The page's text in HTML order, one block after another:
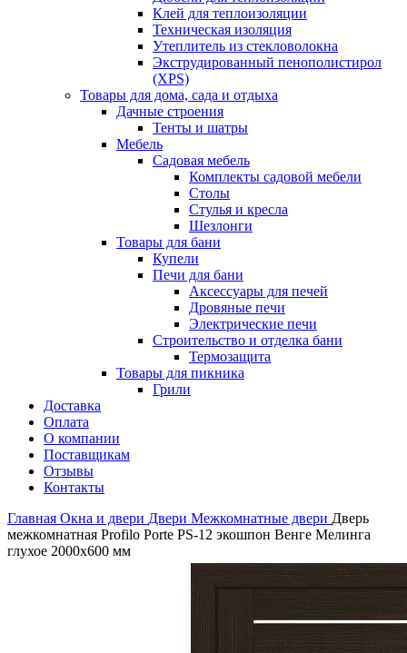
Клей для теплоизоляции
Техническая изоляция
Утеплитель из стекловолокна
Экструдированный пенополистирол
(XPS)
Товары для дома, сада и отдыха
Дачные строения
Тенты и шатры
Мебель
Садовая мебель
Комплекты садовой мебели
Столы
Стулья и кресла
Шезлонги
Товары для бани
Купели
Печи для бани
Аксессуары для печей
Дровяные печи
Электрические печи
Строительство и отделка бани
Термозащита
Товары для пикника
Грили
Доставка
Оплата
О компании
Поставщикам
Отзывы
Контакты
Главная Окна и двери Двери Межкомнатные двери Дверь
межкомнатная Profilo Porte PS-12 экошпон Венге Мелинга
глухое 2000х600 мм